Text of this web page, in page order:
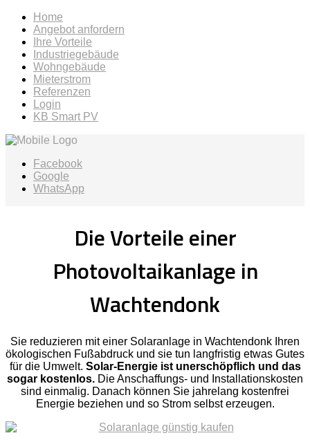
Home
Angebot anfordern
Ihre Vorteile
Industriegebäude
Wohngebäude
Mieterstrom
Referenzen
Login
KB Smart PV
Facebook
Google
WhatsApp
Die Vorteile einer
Photovoltaikanlage in
Wachtendonk
Sie reduzieren mit einer Solaranlage in Wachtendonk Ihren
ökologischen Fußabdruck und sie tun langfristig etwas Gutes
für die Umwelt. Solar-Energie ist unerschöpflich und das
sogar kostenlos. Die Anschaffungs- und Installationskosten
sind einmalig. Danach können Sie jahrelang kostenfrei
Energie beziehen und so Strom selbst erzeugen.